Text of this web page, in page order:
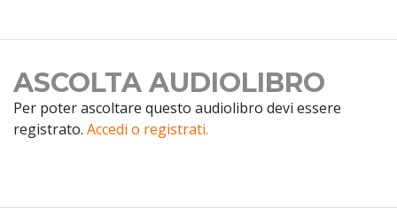
ASCOLTA AUDIOLIBRO
Per poter ascoltare questo audiolibro devi essere
registrato. Accedi o registrati.